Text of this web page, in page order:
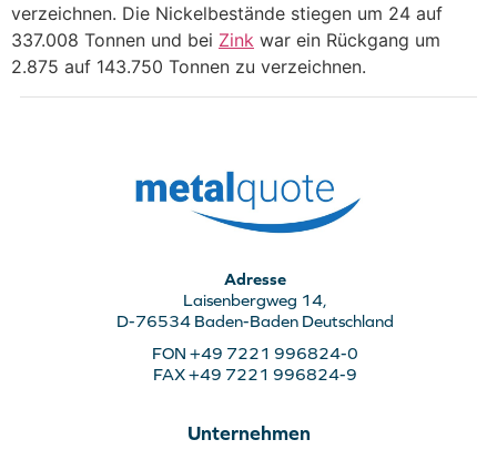
verzeichnen. Die Nickelbestände stiegen um 24 auf
337.008 Tonnen und bei Zink war ein Rückgang um
2.875 auf 143.750 Tonnen zu verzeichnen.
Adresse
Laisenbergweg 14,
D-76534 Baden-Baden Deutschland
FON +49 7221 996824-0
FAX +49 7221 996824-9
Unternehmen